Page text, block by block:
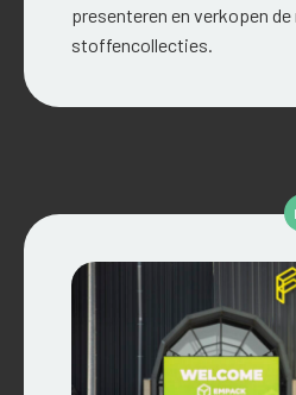
presenteren en verkopen
stoffencollecties.